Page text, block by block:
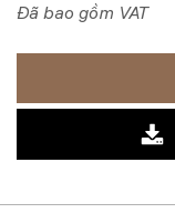
Đã bao gồm VAT